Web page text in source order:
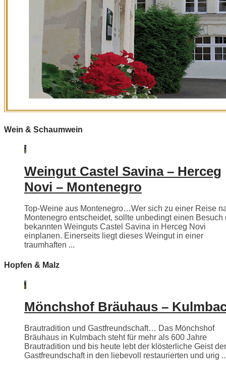
Wein & Schaumwein
Weingut Castel Savina – Herceg
Novi – Montenegro
Top-Weine aus Montenegro…Wer sich zu einer Reise
Montenegro entscheidet, sollte unbedingt einen Besuch
bekannten Weinguts Castel Savina in Herceg Novi
einplanen. Einerseits liegt dieses Weingut in einer
traumhaften ...
Hopfen & Malz
Mönchshof Bräuhaus –
Brautradition und Gastfreundschaft… Das Mönchshof
Bräuhaus in Kulmbach steht für mehr als 600 Jahre
Brautradition und bis heute lebt der klösterliche Geist der
Gastfreundschaft in den liebevoll restaurierten und urig